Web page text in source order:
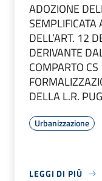
ADOZIONE
SEMPLIFICATA
DELL’ART. 12
DERIVANTE
COMPARTO
DELLA L.R.
Urbanizzazione
LEGGI DI PIÙ